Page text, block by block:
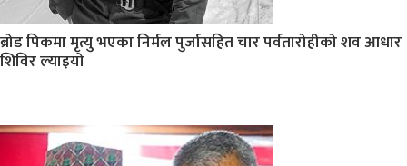
ब्रोड पिकमा मृत्यु भएका निर्मल पुर्जासहित चार पर्वतारोहीको शव आधार
शिविर ल्याइयो